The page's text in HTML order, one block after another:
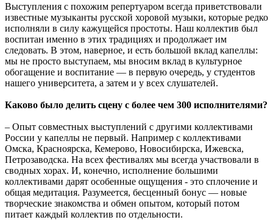
Выступления с похожим репертуаром всегда приветствовали
известные музыканты русской хоровой музыки, которые редко
исполняли в силу кажущейся простоты. Наш коллектив был
воспитан именно в этих традициях и продолжает им
следовать. В этом, наверное, и есть большой вклад капеллы:
мы не просто выступаем, мы вносим вклад в культурное
обогащение и воспитание — в первую очередь, у студентов
нашего университета, а затем и у всех слушателей.
Каково было делить сцену с более чем 300 исполнителями?
– Опыт совместных выступлений с другими коллективами
России у капеллы не первый. Например с коллективами
Омска, Красноярска, Кемерово, Новосибирска, Ижевска,
Петрозаводска. На всех фестивалях мы всегда участвовали в
сводных хорах. И, конечно, исполнение большими
коллективами дарят особенные ощущения - это сплочение и
общая медитация. Разумеется, бесценный бонус — новые
творческие знакомства и обмен опытом, который потом
питает каждый коллектив по отдельности.